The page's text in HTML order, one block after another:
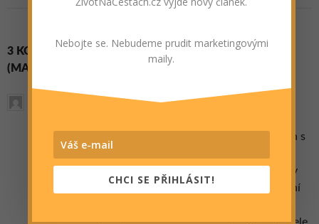
3 KOMENTÁŘE U „DOVOLENÁ NA KOSU – 1. ČÁST
(MARMARI)“
Článek o.dovolené na Kosu se nam velice líbil.Byl psán s
v.poznání jine země,jejich zvyku a dalších zajímavostí,v
ochotě hostitelů ve stravování,ubytovani a doporučení
Nebojte se. Nebudeme prudit marketingovými
maily.
CHCI SE PŘIHLÁSIT!